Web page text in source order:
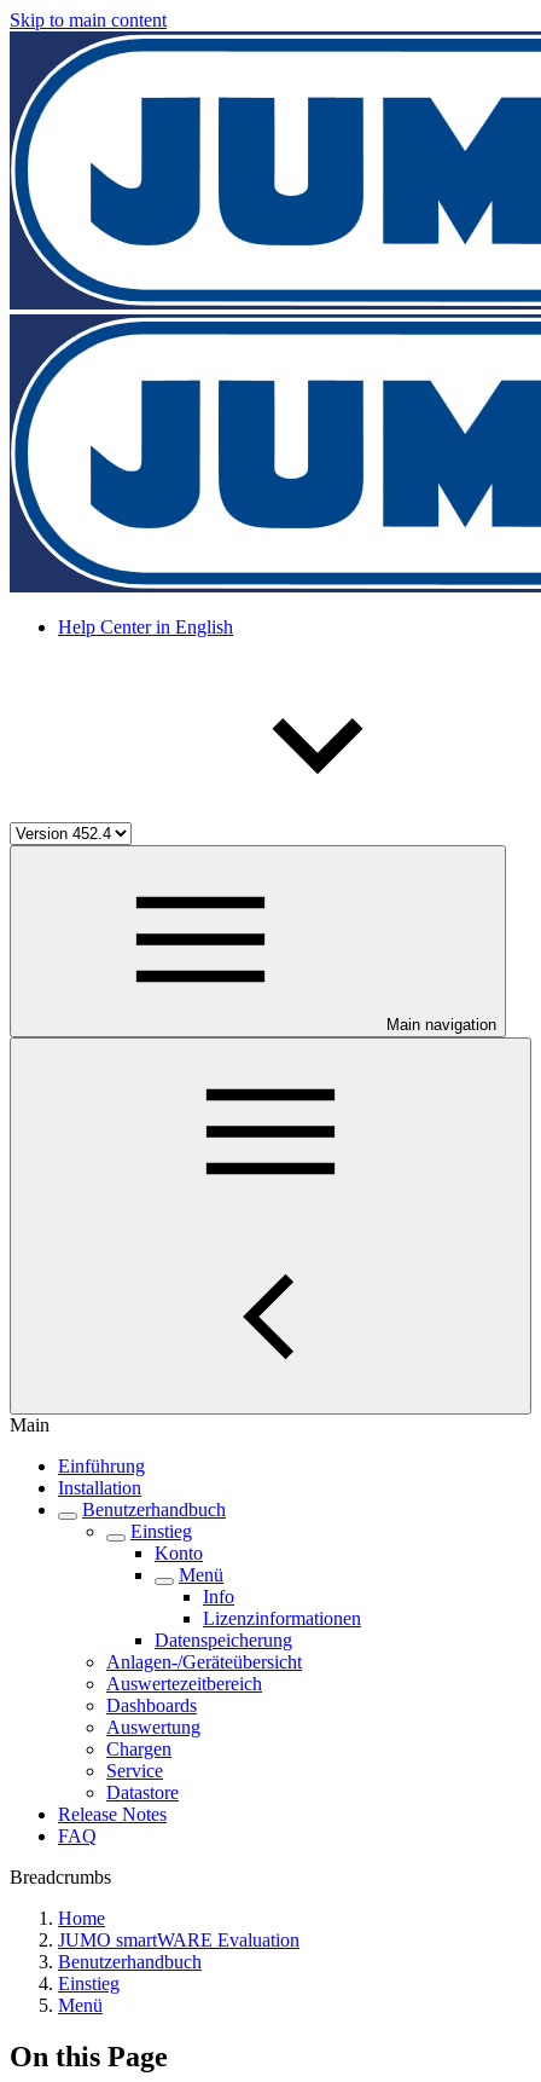
Skip to main content
Help Center in English
Main navigation
Main
Einführung
Installation
Benutzerhandbuch
Einstieg
Konto
Menü
Info
Lizenzinformationen
Datenspeicherung
Anlagen-/Geräteübersicht
Auswertezeitbereich
Dashboards
Auswertung
Chargen
Service
Datastore
Release Notes
FAQ
Breadcrumbs
Home
JUMO smartWARE Evaluation
Benutzerhandbuch
Einstieg
Menü
On this Page